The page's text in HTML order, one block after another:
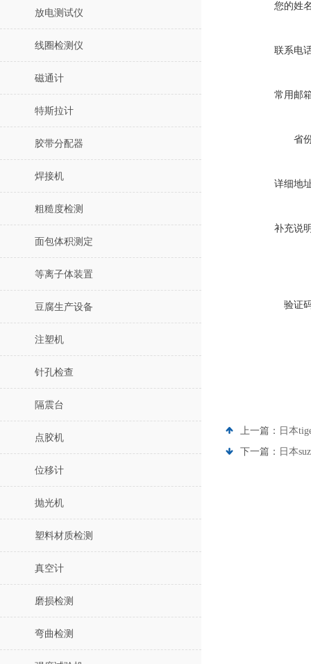
放电测试仪
线圈检测仪
磁通计
特斯拉计
胶带分配器
焊接机
粗糙度检测
面包体积测定
等离子体装置
豆腐生产设备
注塑机
针孔检查
隔震台
点胶机
位移计
抛光机
塑料材质检测
真空计
磨损检测
弯曲检测
您的姓
联系电
常用邮
省
详细地
补充说
验证
上一篇： 日本
下一篇： 日本